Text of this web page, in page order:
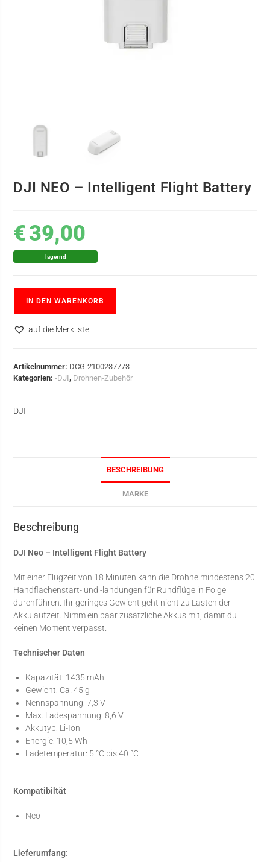
DJI NEO – Intelligent Flight Battery
€39,00
lagernd
IN DEN WARENKORB
auf die Merkliste
Artikelnummer: DCG-2100237773
Kategorien:-DJI, Drohnen-Zubehör
DJI
BESCHREIBUNG
MARKE
Beschreibung
DJI Neo – Intelligent Flight Battery
Mit einer Flugzeit von 18 Minuten kann die Drohne mindestens 20
Handflächenstart- und -landungen für Rundflüge in Folge
durchführen. Ihr geringes Gewicht geht nicht zu Lasten der
Akkulaufzeit. Nimm ein paar zusätzliche Akkus mit, damit du
keinen Moment verpasst.
Technischer Daten
Kapazität: 1435 mAh
Gewicht: Ca. 45 g
Nennspannung: 7,3 V
Max. Ladespannung: 8,6 V
Akkutyp: Li-Ion
Energie: 10,5 Wh
Ladetemperatur: 5 °C bis 40 °C
Kompatibiltät
Neo
Lieferumfang: